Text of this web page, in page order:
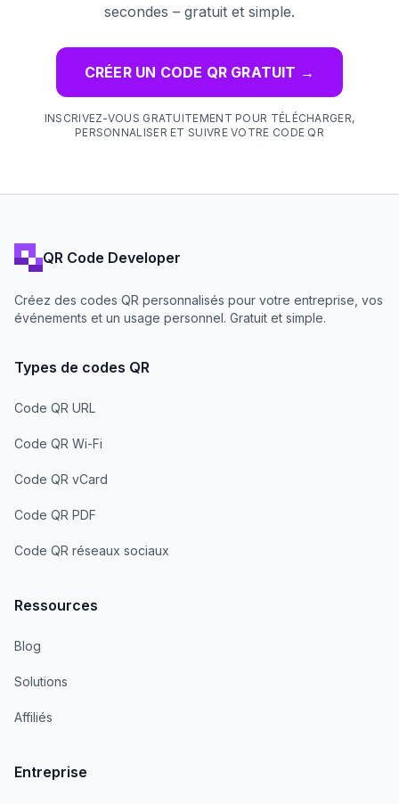
secondes – gratuit et simple.
CRÉER UN CODE QR GRATUIT →
INSCRIVEZ-VOUS GRATUITEMENT POUR TÉLÉCHARGER,
PERSONNALISER ET SUIVRE VOTRE CODE QR
QR Code Developer
Créez des codes QR personnalisés pour votre entreprise, vos
événements et un usage personnel. Gratuit et simple.
Types de codes QR
Code QR URL
Code QR Wi-Fi
Code QR vCard
Code QR PDF
Code QR réseaux sociaux
Ressources
Blog
Solutions
Affiliés
Entreprise